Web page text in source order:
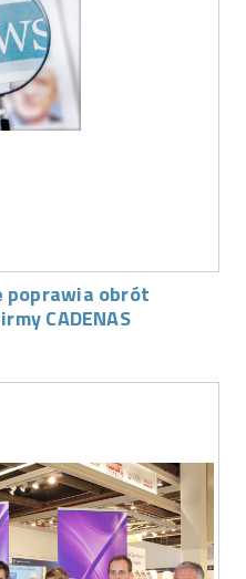
poprawia obrót
CADENAS